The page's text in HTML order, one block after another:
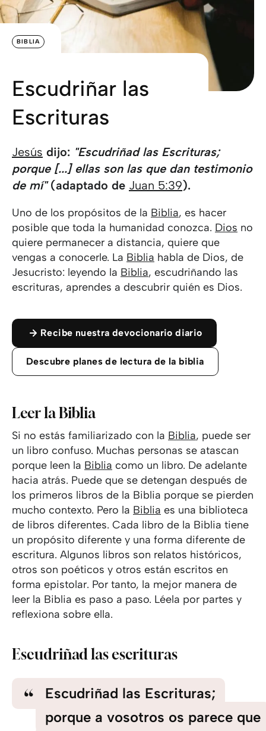
BIBLIA
Escudriñar las
Escrituras
Jesús dijo: "Escudriñad las Escrituras;
porque [...] ellas son las que dan testimonio
de mí"(adaptado de Juan 5:39).
Uno de los propósitos de la Biblia, es hacer
posible que toda la humanidad conozca. Dios no
quiere permanecer a distancia, quiere que
vengas a conocerle. La Biblia habla de Dios, de
Jesucristo: leyendo la Biblia, escudriñando las
escrituras, aprendes a descubrir quién es Dios.
Recibe nuestra devocionario diario
Descubre planes de lectura de la biblia
Leer la Biblia
Si no estás familiarizado con la Biblia, puede ser
un libro confuso. Muchas personas se atascan
porque leen la Biblia como un libro. De adelante
hacia atrás. Puede que se detengan después de
los primeros libros de la Biblia porque se pierden
mucho contexto. Pero la Biblia es una biblioteca
de libros diferentes. Cada libro de la Biblia tiene
un propósito diferente y una forma diferente de
escritura. Algunos libros son relatos históricos,
otros son poéticos y otros están escritos en
forma epistolar. Por tanto, la mejor manera de
leer la Biblia es paso a paso. Léela por partes y
reflexiona sobre ella.
Escudriñad las escrituras
Escudriñad las Escrituras;
porque a vosotros os parece que